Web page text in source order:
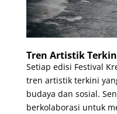
Tren Artistik
Setiap edisi Festival
tren artistik terkini
budaya dan sosial.
berkolaborasi untuk